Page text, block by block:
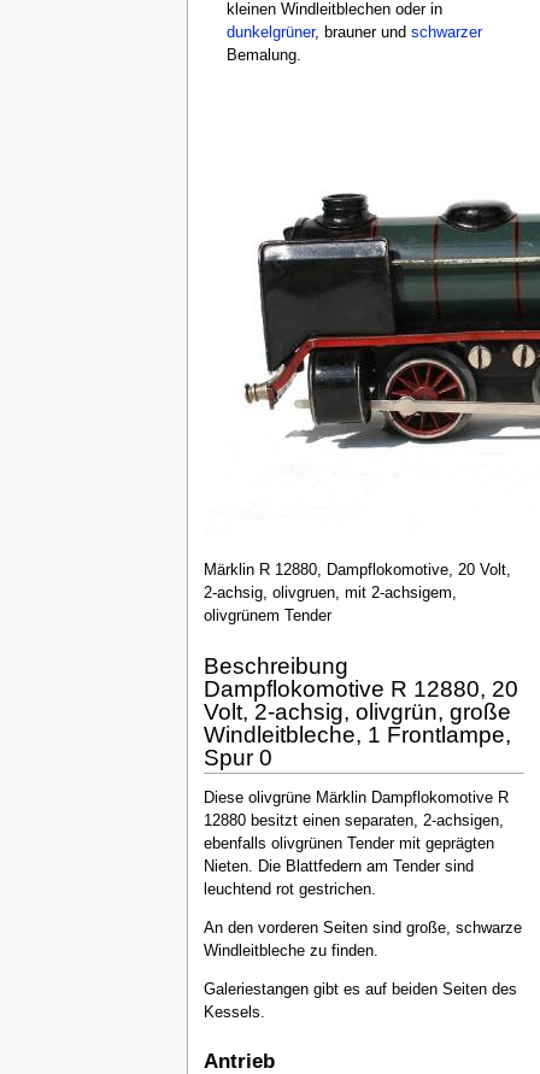
kleinen Windleitblechen oder in
dunkelgrüner, brauner und schwarzer
Bemalung.
Märklin R 12880, Dampflokomotive, 20 Volt,
2-achsig, olivgruen, mit 2-achsigem,
olivgrünem Tender
Beschreibung
Dampflokomotive R 12880, 20
Volt, 2-achsig, olivgrün, große
Windleitbleche, 1 Frontlampe,
Spur 0
Diese olivgrüne Märklin Dampflokomotive R
12880 besitzt einen separaten, 2-achsigen,
ebenfalls olivgrünen Tender mit geprägten
Nieten. Die Blattfedern am Tender sind
leuchtend rot gestrichen.
An den vorderen Seiten sind große, schwarze
Windleitbleche zu finden.
Galeriestangen gibt es auf beiden Seiten des
Kessels.
Antrieb